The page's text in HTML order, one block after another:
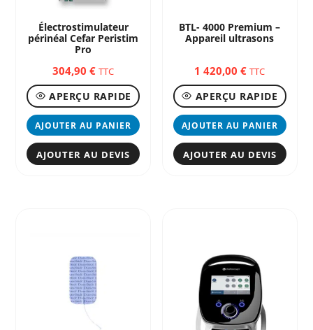
Électrostimulateur
périnéal Cefar Peristim
Pro
304,90€ TTC
APERÇU RAPIDE
AJOUTER AU PANIER
AJOUTER AU DEVIS
BTL- 4000 Premium –
Appareil ultrasons
1 420,00€ TTC
APERÇU RAPIDE
AJOUTER AU PANIER
AJOUTER AU DEVIS